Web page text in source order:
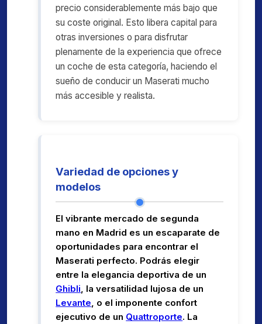
precio considerablemente más bajo que
su coste original. Esto libera capital para
otras inversiones o para disfrutar
plenamente de la experiencia que ofrece
un coche de esta categoría, haciendo el
sueño de conducir un Maserati mucho
más accesible y realista.
Variedad de opciones y
modelos
El vibrante mercado de segunda
mano en Madrid es un escaparate de
oportunidades para encontrar el
Maserati perfecto. Podrás elegir
entre la elegancia deportiva de un
Ghibli , la versatilidad lujosa de un
Levante , o el imponente confort
ejecutivo de un Quattroporte. La